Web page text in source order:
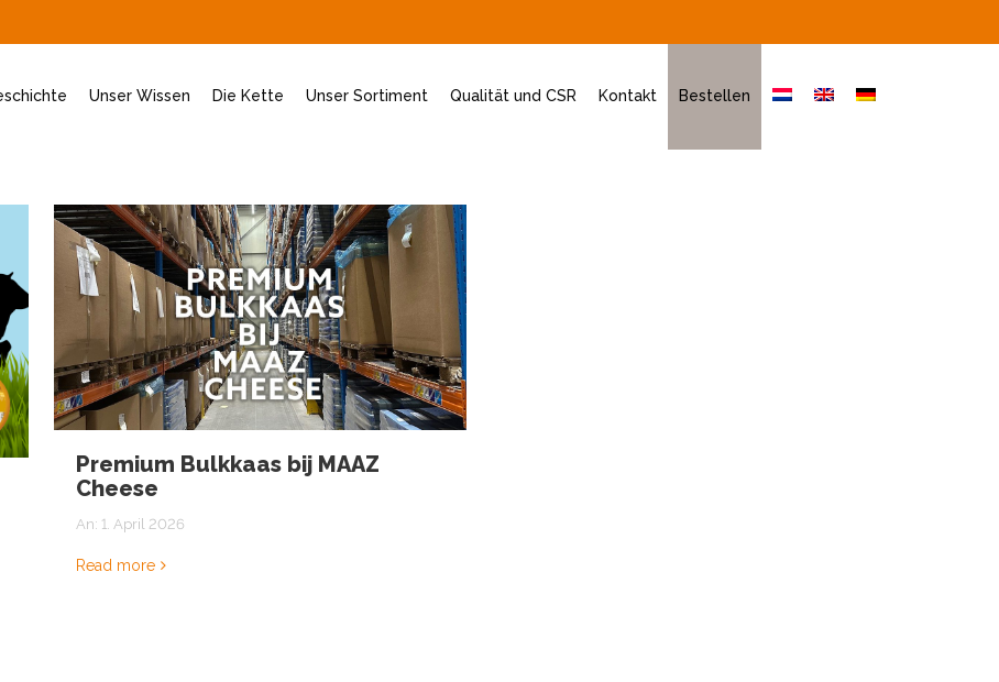
Unser Wissen Die Kette Unser Sortiment Qualität und CSR Kontakt Bestellen
Premium Bulkkaas bij MAAZ
Cheese
An: 1. April 2026
Read more